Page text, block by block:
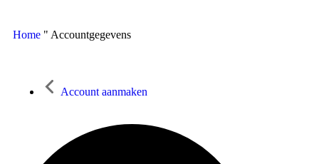
Home " Accountgegevens
Account aanmaken